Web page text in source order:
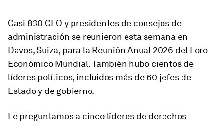
Casi 830 CEO y presidentes de consejos de
administración se reunieron esta semana en
Davos, Suiza, para la Reunión Anual 2026 del Foro
Económico Mundial. También hubo cientos de
líderes políticos, incluidos más de 60 jefes de
Estado y de gobierno.
Le preguntamos a cinco líderes de derechos